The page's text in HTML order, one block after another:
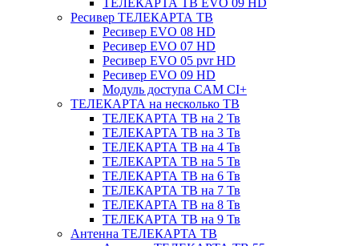
ТЕЛЕКАРТА ТВ EVO 09 HD
Ресивер ТЕЛЕКАРТА ТВ
Ресивер EVO 08 HD
Ресивер EVO 07 HD
Ресивер EVO 05 pvr HD
Ресивер EVO 09 HD
Модуль доступа CAM CI+
ТЕЛЕКАРТА на несколько ТВ
ТЕЛЕКАРТА ТВ на 2 Тв
ТЕЛЕКАРТА ТВ на 3 Тв
ТЕЛЕКАРТА ТВ на 4 Тв
ТЕЛЕКАРТА ТВ на 5 Тв
ТЕЛЕКАРТА ТВ на 6 Тв
ТЕЛЕКАРТА ТВ на 7 Тв
ТЕЛЕКАРТА ТВ на 8 Тв
ТЕЛЕКАРТА ТВ на 9 Тв
Антенна ТЕЛЕКАРТА ТВ